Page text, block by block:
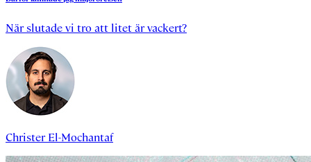
När slutade vi tro att litet är vackert?
Christer El-Mochantaf